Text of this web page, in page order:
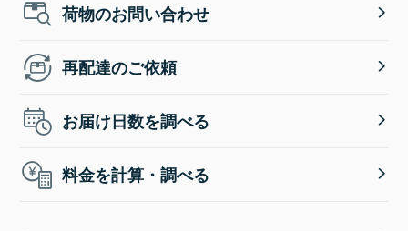
荷物のお問い合わせ
再配達のご依頼
お届け日数を調べる
料金を計算・調べる